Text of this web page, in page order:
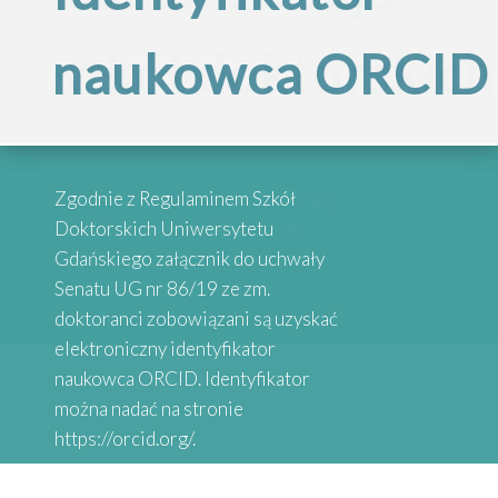
szkół doktorskich
Przypominamy, że po reorganizacji
Szkół Doktorskich UG obsługą
administracyjną zajmują się
wybrane osoby przy danych
Wydziałach
naukowca ORCID
Zgodnie z Regulaminem Szkół
Doktorskich Uniwersytetu
Gdańskiego załącznik do uchwały
Senatu UG nr 86/19 ze zm.
doktoranci zobowiązani są uzyskać
elektroniczny identyfikator
naukowca ORCID. Identyfikator
można nadać na stronie
https://orcid.org/.
Szkół
Doktorskich
Uniwersytetu
Gdańskiego”
historie
absolwentów
zapoznania się z historiami osób,
które uzyskały stopień doktora.
Absolwenci studiów doktoranckich
SEA-EU DOC opowiadają o swoich